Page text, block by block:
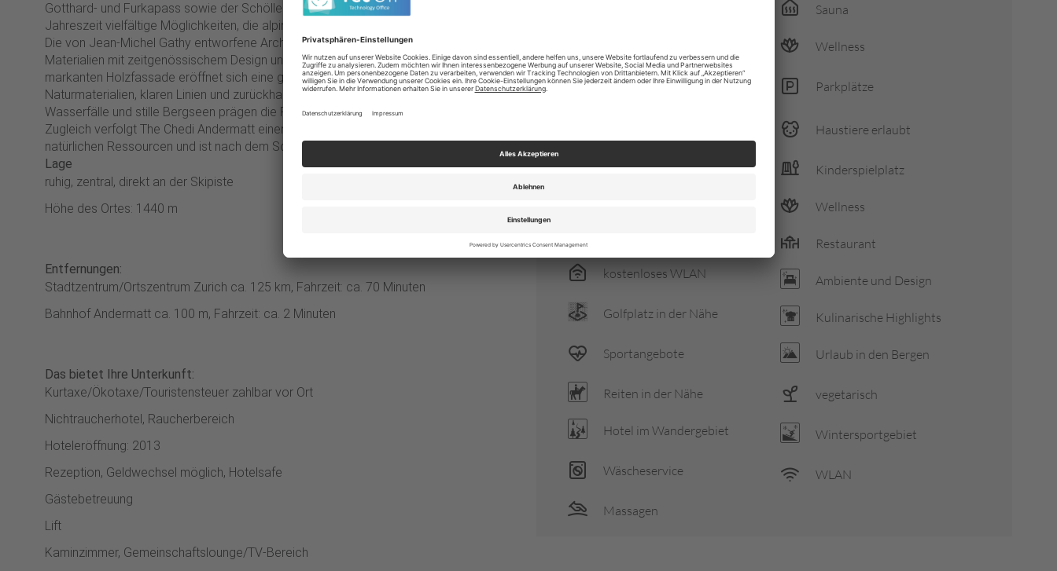
Gotthard- und Furkapass sowie der Schöllenenschlucht bietet Andermatt zu jeder
Jahreszeit vielfältige Möglichkeiten, die alpine Landschaft zu entdecken.
Die von Jean-Michel Gathy entworfene Architektur vereint authentische alpine
Materialien mit zeitgenössischem Design und subtilen asiatischen Einflüssen. Hinter der
markanten Holzfassade eröffnet sich eine grosszügige Welt aus warmen
Naturmaterialien, klaren Linien und zurückhaltendem Luxus. Majestätische Gipfel,
Wasserfälle und stille Bergseen prägen die Region rund um Andermatt und den Gotthard.
Zugleich verfolgt The Chedi Andermatt einen verantwortungsvollen Umgang mit
natürlichen Ressourcen und ist nach dem Schweizer Minergie-Standard zertifiziert.
Lage
ruhig, zentral, direkt an der Skipiste
Höhe des Ortes: 1440 m
Entfernungen:
Stadtzentrum/Ortszentrum Zurich ca. 125 km, Fahrzeit: ca. 70 Minuten
Bahnhof Andermatt ca. 100 m, Fahrzeit: ca. 2 Minuten
Das bietet Ihre Unterkunft:
Kurtaxe/Ökotaxe/Touristensteuer zahlbar vor Ort
Nichtraucherhotel, Raucherbereich
Hoteleröffnung: 2013
Rezeption, Geldwechsel möglich, Hotelsafe
Gästebetreuung
Lift
Kaminzimmer, Gemeinschaftslounge/TV-Bereich
Skilift am Hotel
energy_saving_measures
kostenloses WLAN
Golfplatz in der Nähe
Sportangebote
Reiten in der Nähe
Hotel im Wandergebiet
Wäscheservice
Massagen
Sauna
Wellness
Parkplätze
Haustiere erlaubt
Kinderspielplatz
Wellness
Restaurant
Ambiente und Design
Kulinarische Highlights
Urlaub in den Bergen
vegetarisch
Wintersportgebiet
WLAN